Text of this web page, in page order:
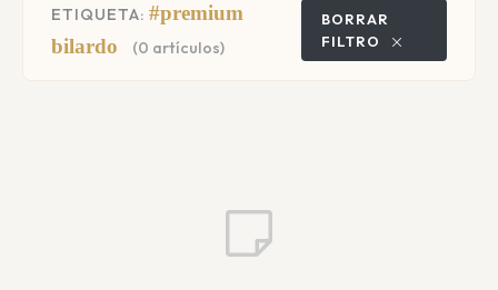
ETIQUETA: #premium
bilardo
(0 artículos)
BORRAR
FILTRO